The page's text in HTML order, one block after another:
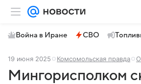
Война в Иране СВО
19 июня 2025 Комсомольская правда
Мингорисполком